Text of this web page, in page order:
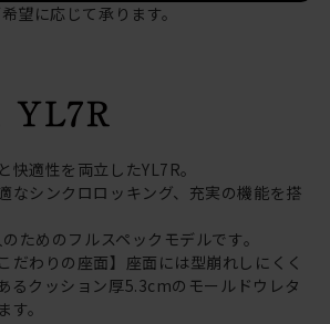
望に応じて承ります。
快適性を両立したYL7R。
なシンクロロッキング、充実の機能を搭
ためのフルスペックモデルです。
だわりの座面】座面には型崩れしにくく
るクッション厚5.3cmのモールドウレタ
。